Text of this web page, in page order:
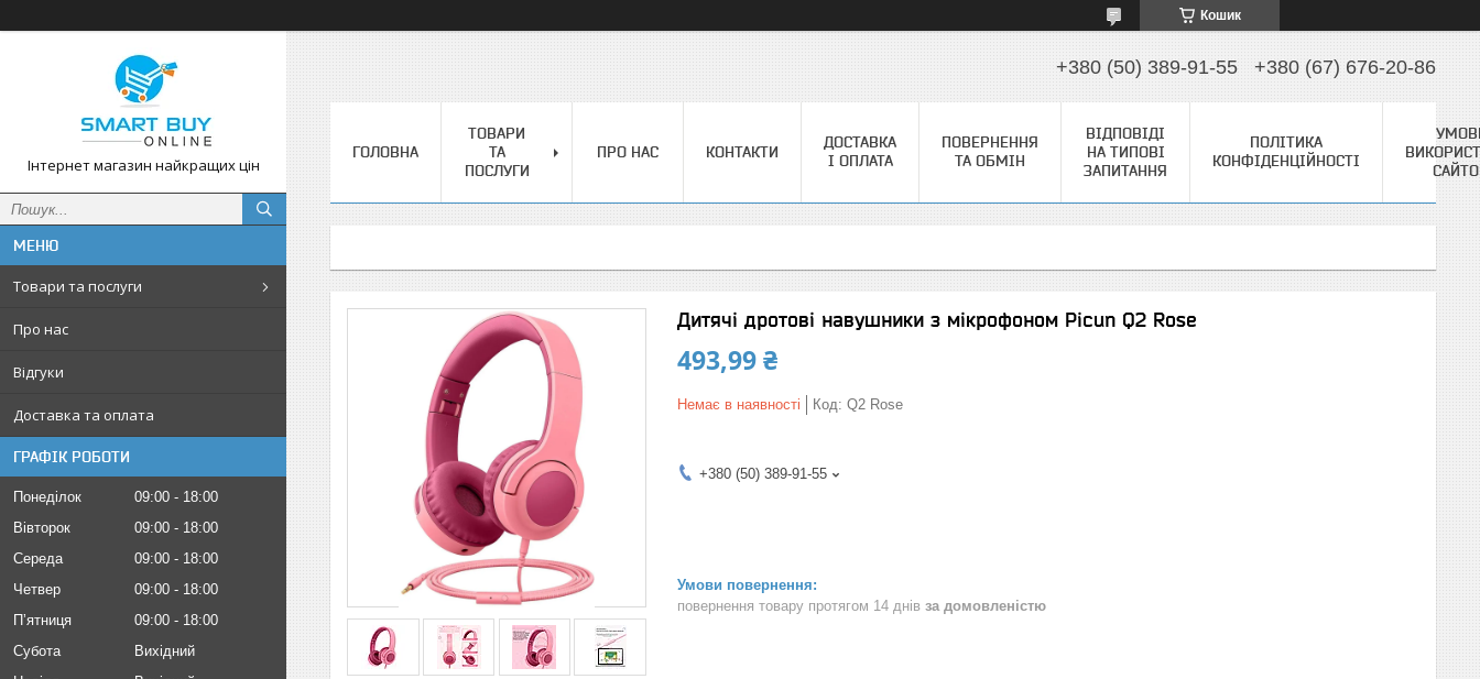
Кошик
Інтернет магазин найкращих цін
Товари та послуги
Про нас
Відгуки
Доставка та оплата
ГРАФІК РОБОТИ
Понеділок 09:00
18:00
Вівторок
09:00
18:00
Середа
09:00
18:00
Четвер
09:00
18:00
Пʼятниця
09:00
18:00
Субота
Вихідний
+380 (50) 389-91-55 +380 (67) 676-20-86
ГОЛОВНА
ТОВАРИ
ТА
ПОСЛУГИ
ПРО НАС КОНТАКТИ
ДОСТАВКА
І ОПЛАТА
ПОВЕРНЕННЯ
ТА ОБМІН
ВІДПОВІДІ
НА ТИПОВІ
ЗАПИТАННЯ
ПОЛІТИКА
КОНФІДЕНЦІЙНОСТІ
Дитячі дротові навушники з мікрофоном Picun Q2 Rose
493,99 ₴
Немає в наявності Код: Q2 Rose
+380 (50) 389-91-55
повернення товару протягом 14 днів за домовленістю